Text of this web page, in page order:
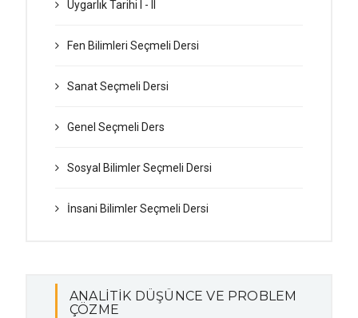
Uygarlık Tarihi I - II
Fen Bilimleri Seçmeli Dersi
Sanat Seçmeli Dersi
Genel Seçmeli Ders
Sosyal Bilimler Seçmeli Dersi
İnsani Bilimler Seçmeli Dersi
ANALİTİK DÜŞÜNCE VE PROBLEM
ÇÖZME